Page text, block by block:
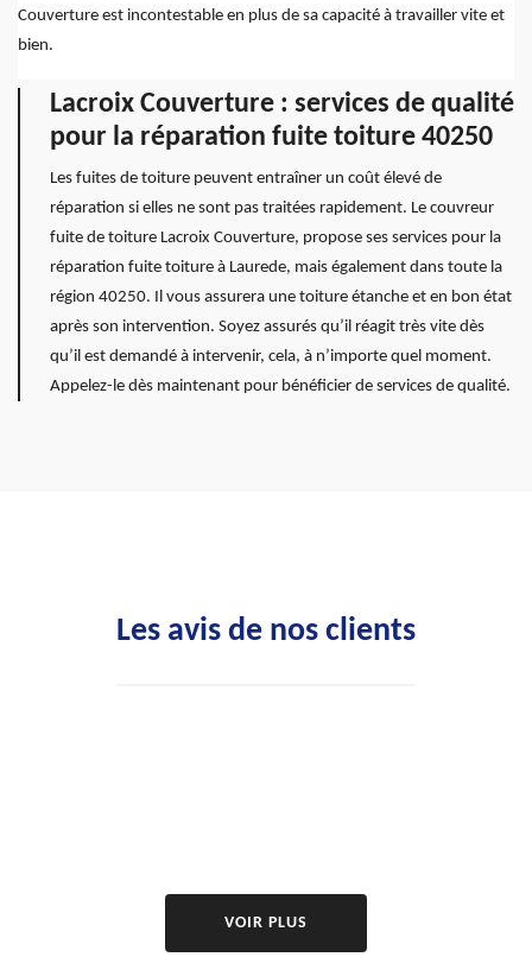
Couverture est incontestable en plus de sa capacité à travailler vite et
bien.
Lacroix Couverture : services de qualité
pour la réparation fuite toiture 40250
Les fuites de toiture peuvent entraîner un coût élevé de
réparation si elles ne sont pas traitées rapidement. Le couvreur
fuite de toiture Lacroix Couverture, propose ses services pour la
réparation fuite toiture à Laurede, mais également dans toute la
région 40250. Il vous assurera une toiture étanche et en bon état
après son intervention. Soyez assurés qu’il réagit très vite dès
qu’il est demandé à intervenir, cela, à n’importe quel moment.
Appelez-le dès maintenant pour bénéficier de services de qualité.
Les avis de nos clients
VOIR PLUS